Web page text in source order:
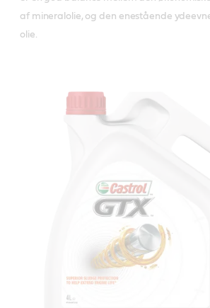
af mineralolie, og den enestående
olie.